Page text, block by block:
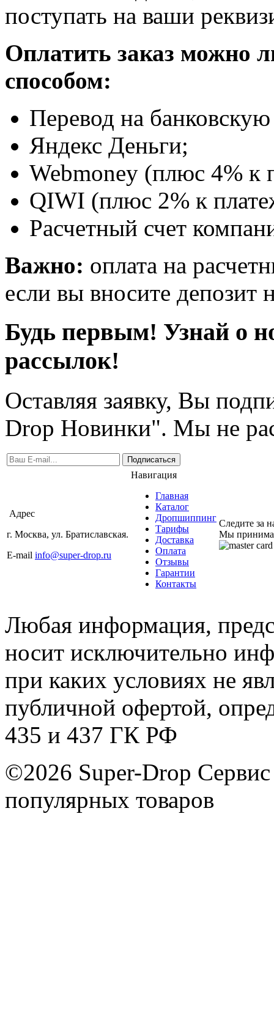
поступать на ваши
Оплатить заказ можно
способом:
Перевод на
Яндекс Деньги;
Webmoney (плюс 4% к
QIWI (плюс 2% к
Расчетный счет
Важно: оплата на
если вы вносите депозит
Будь первым! Узнай о
рассылок!
Оставляя заявку, Вы
Drop Новинки". Мы не
Подписаться
Адрес
г. Москва, ул. Братиславская.
E-mail info@super-drop.ru
Навигация
Главная
Каталог
Дропшиппинг
Тарифы
Доставка
Оплата
Отзывы
Гарантии
Контакты
Следите за
Мы
Любая информация,
носит исключительно
при каких условиях не
публичной офертой,
435 и 437 ГК РФ
©2026 Super-Drop
популярных товаров